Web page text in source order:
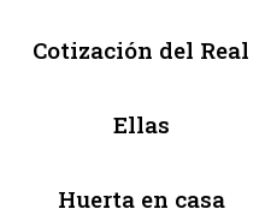
Cotización del Real
Ellas
Huerta en casa